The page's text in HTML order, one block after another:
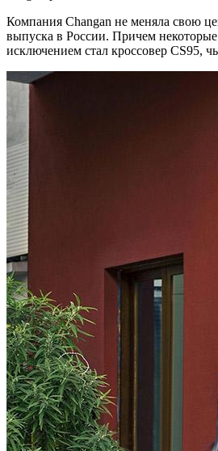
Компания Changan не меняла свою
выпуска в России. Причем
исключением стал кроссовер CS95,